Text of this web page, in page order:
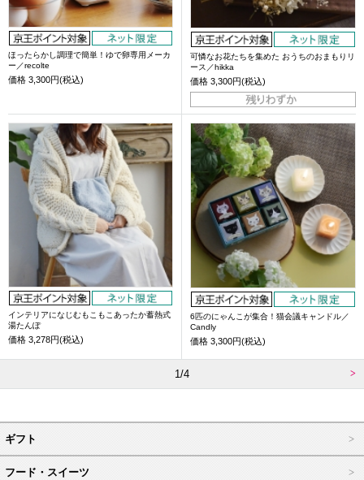
ほったらかし調理で簡単！ゆで卵専用メーカ
ー／recolte
価格 3,300円(税込)
可憐なお花たちを集めた おうちのおまもりリ
ース／hikka
価格 3,300円(税込)
インテリアになじむもこもこあったか蓄熱式
湯たんぽ
価格 3,278円(税込)
6匹のにゃんこが集合！猫会議キャンドル／
Candly
価格 3,300円(税込)
1/4
ギフト
フード・スイーツ